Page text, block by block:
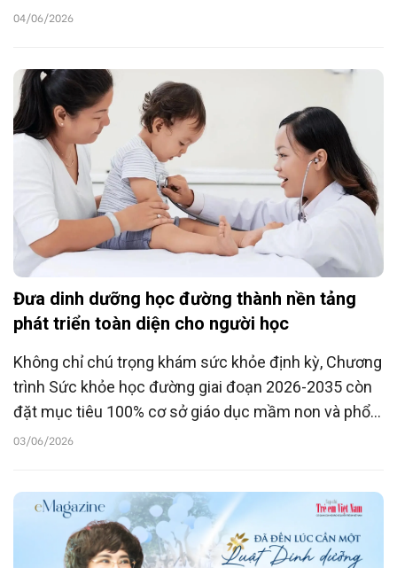
học đường theo hướng toàn diện, gắn với giáo dục
lượng nguồn nhân lực trong tương lai.
04/06/2026
Đưa dinh dưỡng học đường thành nền tảng
phát triển toàn diện cho người học
Không chỉ chú trọng khám sức khỏe định kỳ, Chương
trình Sức khỏe học đường giai đoạn 2026-2035 còn
đặt mục tiêu 100% cơ sở giáo dục mầm non và phổ
thông theo dõi, đánh giá tình trạng dinh dưỡng của
khỏe tinh thần và chất lượng nguồn nhân lực trong
tương lai.
03/06/2026